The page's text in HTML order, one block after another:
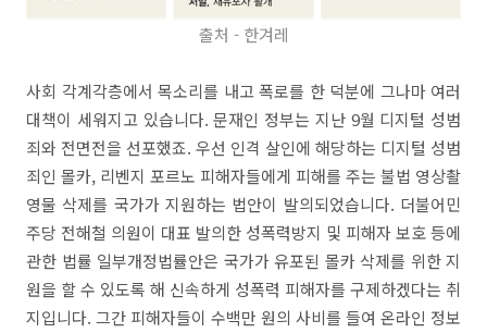
출처 - 한겨레
사회 각계각층에서 목소리를 내고 폭로를 한 덕분에 그나마 여러
대책이 세워지고 있습니다. 문재인 정부는 지난 9월 디지털 성범
죄와 전면전을 선포했죠. 우선 인격 살인에 해당하는 디지털 성범
죄인 몰카, 리벤지 포르노 피해자들에게 피해를 주는 불법 영상촬
영물 삭제를 국가가 지원하는 법안이 발의되었습니다. 더불어민
주당 전해철 의원이 대표 발의한 성폭력방지 및 피해자 보호 등에
관한 법률 일부개정법률안은 국가가 유포된 몰카 삭제를 위한 지
원을 할 수 있도록 해 신속하게 성폭력 피해자를 구제하겠다는 취
지입니다. 그간 피해자들이 수백만 원의 사비를 들여 온라인 정보